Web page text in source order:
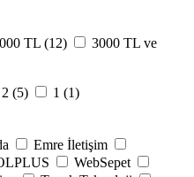
TL (12)
3000 TL ve
2 (5) 1 (1)
Emre İletişim
WebSepet